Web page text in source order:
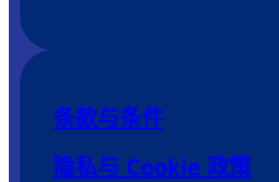
条款与条件
隐私与 Cookie 政策